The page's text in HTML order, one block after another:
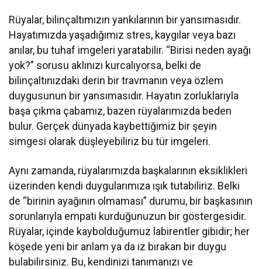
Rüyalar, bilinçaltımızın yankılarının bir yansımasıdır.
Hayatımızda yaşadığımız stres, kaygılar veya bazı
anılar, bu tuhaf imgeleri yaratabilir. “Birisi neden ayağı
yok?” sorusu aklınızı kurcalıyorsa, belki de
bilinçaltınızdaki derin bir travmanın veya özlem
duygusunun bir yansımasıdır. Hayatın zorluklarıyla
başa çıkma çabamız, bazen rüyalarımızda beden
bulur. Gerçek dünyada kaybettiğimiz bir şeyin
simgesi olarak düşleyebiliriz bu tür imgeleri.
Aynı zamanda, rüyalarımızda başkalarının eksiklikleri
üzerinden kendi duygularımıza ışık tutabiliriz. Belki
de “birinin ayağının olmaması” durumu, bir başkasının
sorunlarıyla empati kurduğunuzun bir göstergesidir.
Rüyalar, içinde kaybolduğumuz labirentler gibidir; her
köşede yeni bir anlam ya da iz bırakan bir duygu
bulabilirsiniz. Bu, kendinizi tanımanızı ve